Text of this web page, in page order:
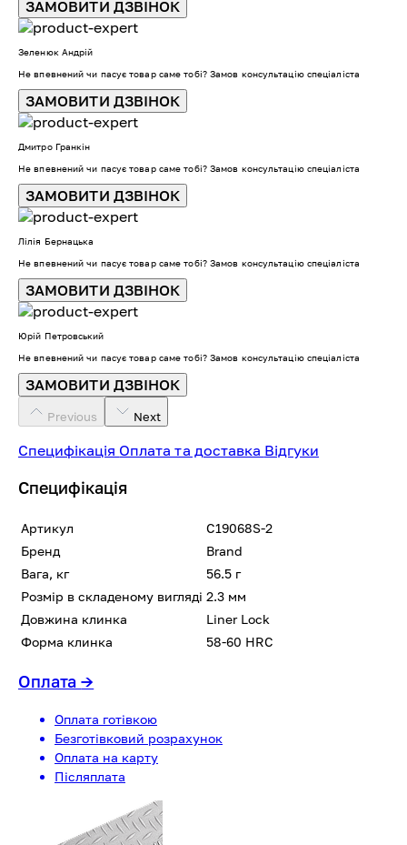
ЗАМОВИТИ ДЗВІНОК
Зеленюк Андрій
Не впевнений чи пасує товар саме тобі? Замов консультацію спеціаліста
ЗАМОВИТИ ДЗВІНОК
Дмитро Гранкін
Не впевнений чи пасує товар саме тобі? Замов консультацію спеціаліста
ЗАМОВИТИ ДЗВІНОК
Лілія Бернацька
Не впевнений чи пасує товар саме тобі? Замов консультацію спеціаліста
ЗАМОВИТИ ДЗВІНОК
Юрій Петровський
Не впевнений чи пасує товар саме тобі? Замов консультацію спеціаліста
ЗАМОВИТИ ДЗВІНОК
Previous Next
Специфікація Оплата та доставка Відгуки
Специфікація
Артикул
C19068S-2
Бренд
Brand
Вага, кг
56.5 г
Розмір в складеному вигляді 2.3 мм
Довжина клинка
Liner Lock
Форма клинка
58-60 HRC
Оплата→
Оплата готівкою
Безготівковий розрахунок
Оплата на карту
Післяплата